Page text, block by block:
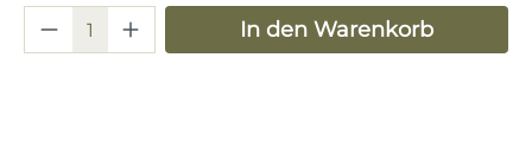
Produkt Anzahl: Gib den
In den Warenkorb